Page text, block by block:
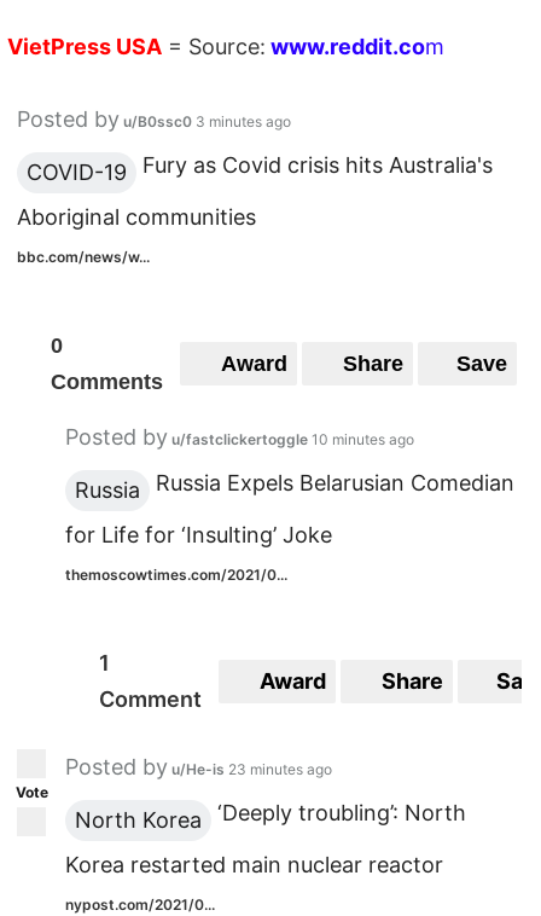
VietPress USA = Source: www.reddit.com
Posted by u/B0ssc0 3 minutes ago
COVID-19 Fury as Covid crisis hits Australia's
Aboriginal communities
bbc.com/news/w...
0
Comments
Award Share Save
Posted by u/fastclickertoggle 10 minutes ago
Russia Russia Expels Belarusian Comedian
for Life for ‘Insulting’ Joke
themoscowtimes.com/2021/0...
1
Comment
Award Share
Vote
Posted by u/He-is 23 minutes ago
North Korea ‘Deeply troubling’: North
Korea restarted main nuclear reactor
nypost.com/2021/0...